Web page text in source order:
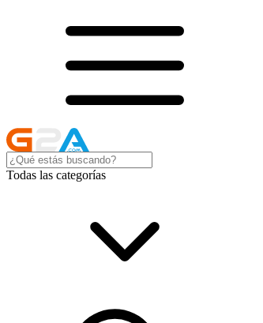
Todas las categorías